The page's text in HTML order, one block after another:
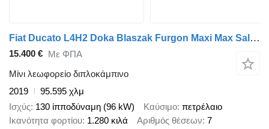
Fiat Ducato L4H2 Doka Blaszak Furgon Maxi Max Salon PL, Jeden właścic
15.400 €
Με ΦΠΑ
Μίνι λεωφορείο διπλοκάμπινο
2019
95.595 χλμ
Ισχύς 130 ίπποδύναμη (96 kW) Καύσιμο πετρέλαιο
Ικανότητα φορτίου 1.280 κιλά Αριθμός θέσεων 7